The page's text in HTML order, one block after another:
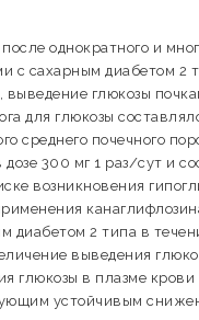
однократного и
с сахарным диабетом 2
выведение глюкозы
для глюкозы
среднего почечного
300 мг 1 раз/сут и
возникновения
диабетом 2 типа в
выведения
глюкозы в плазме
устойчивым